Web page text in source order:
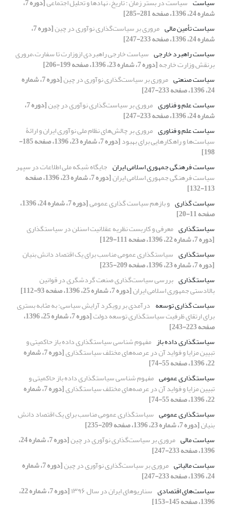
شماره 24، 1396، صفحه 281-285]
سیاست تأمین مالی مروری بر سیاست‌گذاری نوآوری در چین [دوره 7،
شماره 24، 1396، صفحه 233-247]
سیاست راهبرد خارجی سیاست خارجی راهبردی ازوزارت تا سفارت،مروری
برنقش وزارت خارجه[دوره 7، شماره 23، 1396، صفحه 199-206]
سیاست صنعتی مروری بر سیاست‌گذاری نوآوری در چین [دوره 7، شماره
24، 1396، صفحه 233-247]
سیاست‌ علم و فناوری مروری بر سیاست‌گذاری نوآوری در چین [دوره 7،
شماره 24، 1396، صفحه 233-247]
سیاست علم و فناوری مروری بر چالش‌های نظام ملی نوآوری ایران و ارائۀ
سیاست‌ها و راهکارهایی برای بهبود [دوره 7، شماره 23، 1396، صفحه 185-
198]
سیاست فرهنگی جمهوری اسلامی ایران جایگاه شبکه ملی اطلاعات در سپهر
سیاست فرهنگی جمهوری اسلامی ایران [دوره 7، شماره 23، 1396، صفحه
113-132]
سیاست گذاری و بازهم سیاست گذاری عمومی [دوره 7، شماره 24، 1396،
صفحه 11-20]
سیاستگذاری معرفی و کاربست نظریه عقلانیت اسنلن در سیاستگذاری
[دوره 7، شماره 22، 1396، صفحه 111-129]
سیاستگذاری سیاستگذاری عمومی مناسب برای یک اقتصاد دانش بنیان
[دوره 7، شماره 23، 1396، صفحه 209-235]
سیاستگذاری بررسی سیاست‌گذاری صنعت گردشگری در قوانین
بالادستی جمهوری اسلامی ایران[دوره 7، شماره 25، 1396، صفحه 93-112]
سیاست گذاری توسعه درآمدی بر رویکرد آرایش سیاسی؛ به مثابه بستری
برای ارتقای ظرفیت سیاستگذاری توسعه دولت [دوره 7، شماره 25، 1396،
صفحه 223-243]
سیاستگذاری داده باز مفهوم شناسی سیاستگذاری داده باز حاکمیتی و
تبیین مزایا و فواید آن در عرصه‌های مختلف سیاستگذاری [دوره 7، شماره
22، 1396، صفحه 55-74]
سیاستگذاری عمومی مفهوم شناسی سیاستگذاری داده باز حاکمیتی و
تبیین مزایا و فواید آن در عرصه‌های مختلف سیاستگذاری [دوره 7، شماره
22، 1396، صفحه 55-74]
سیاستگذاری عمومی سیاستگذاری عمومی مناسب برای یک اقتصاد دانش
بنیان[دوره 7، شماره 23، 1396، صفحه 209-235]
سیاست مالی مروری بر سیاست‌گذاری نوآوری در چین [دوره 7، شماره 24،
1396، صفحه 233-247]
سیاست مالیاتی مروری بر سیاست‌گذاری نوآوری در چین [دوره 7، شماره
24، 1396، صفحه 233-247]
سیاست‌های اقتصادی سناریوهای ایران در سال ۱۳۹۶ [دوره 7، شماره 22،
1396، صفحه 145-153]